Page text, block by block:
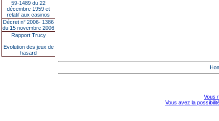
59-1489 du 22
décembre 1959 et
relatif aux casinos
Décret n° 2006- 1386
du 15 novembre 2006
Rapport Trucy
Evolution des jeux de
hasard
Vous
Vous avez la